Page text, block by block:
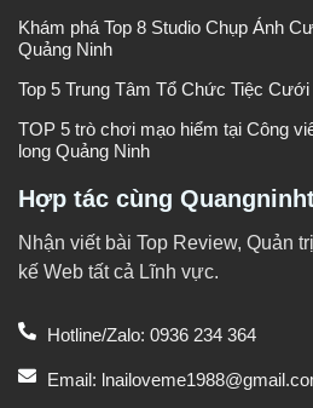
Khám phá Top 8 Studio Chụp Ảnh
Quảng Ninh
Top 5 Trung Tâm Tổ Chức Tiệc
TOP 5 trò chơi mạo hiểm tại Công
long Quảng Ninh
Hợp tác cùng
Nhận viết bài Top Review, Quản
kế Web tất cả Lĩnh vực.
Hotline/Zalo: 0936 234 364
Email: